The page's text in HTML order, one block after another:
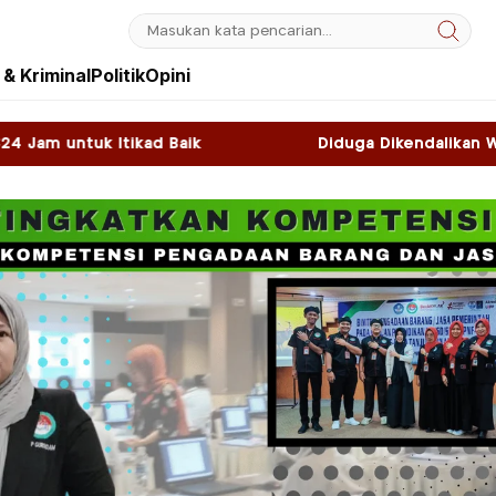
KriminalPolitikOpini
Diduga Dikendalikan WNA, Sky Game di